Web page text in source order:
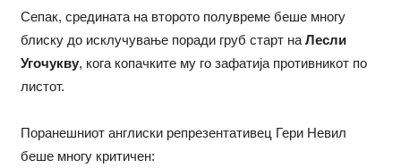
Сепак, средината на второто полувреме беше многу
блиску до исклучување поради груб старт на Лесли
Угочукву, кога копачките му го зафатија противникот по
листот.
Поранешниот англиски репрезентативец Гери Невил
беше многу критичен: